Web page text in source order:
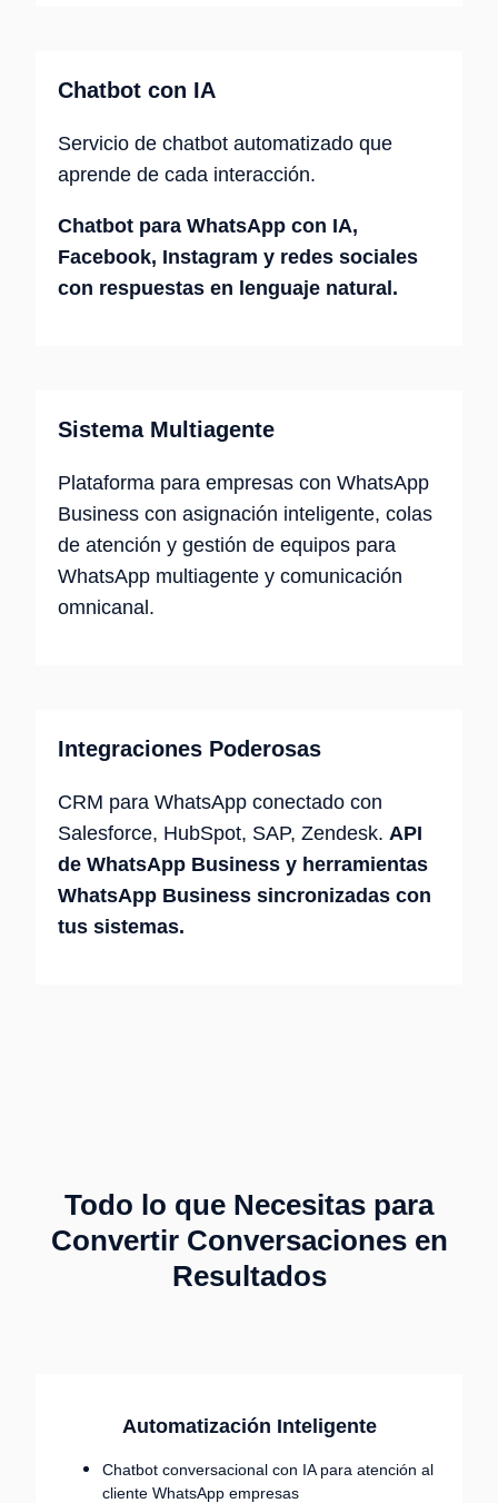
Chatbot con IA
Servicio de chatbot automatizado que
aprende de cada interacción.
Chatbot para WhatsApp con IA,
Facebook, Instagram y redes sociales
con respuestas en lenguaje natural.
Sistema Multiagente
Plataforma para empresas con WhatsApp
Business con asignación inteligente, colas
de atención y gestión de equipos para
WhatsApp multiagente y comunicación
omnicanal.
Integraciones Poderosas
CRM para WhatsApp conectado con
Salesforce, HubSpot, SAP, Zendesk. API
de WhatsApp Business y herramientas
WhatsApp Business sincronizadas con
tus sistemas.
Todo lo que Necesitas para
Convertir Conversaciones en
Resultados
Automatización Inteligente
Chatbot conversacional con IA para atención al
cliente WhatsApp empresas